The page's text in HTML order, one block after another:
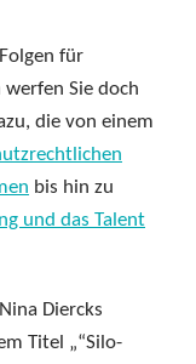
für
Sie doch
die von einem
bis hin zu
und das Talent
Diercks
Titel „“Silo-